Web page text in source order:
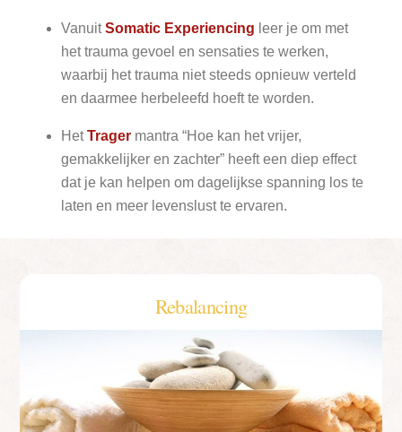
VanuitSomatic Experiencing leer je om met
het trauma gevoel en sensaties te werken,
waarbij het trauma niet steeds opnieuw verteld
en daarmee herbeleefd hoeft te worden.
HetTrager mantra “Hoe kan het vrijer,
gemakkelijker en zachter” heeft een diep effect
dat je kan helpen om dagelijkse spanning los te
laten en meer levenslust te ervaren.
Rebalancing